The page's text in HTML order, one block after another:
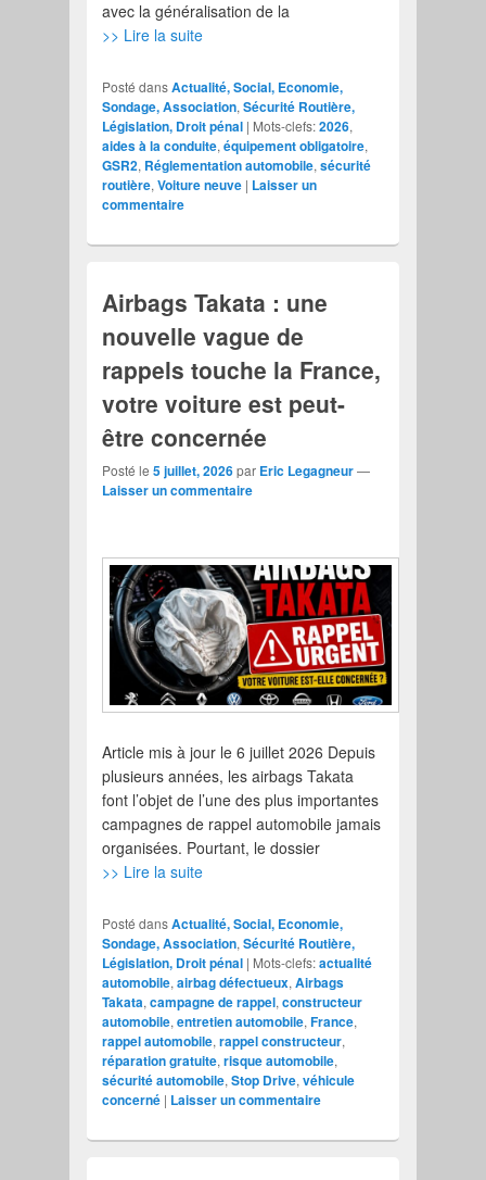
avec la généralisation de la
>> Lire la suite
Posté dansActualité, Social, Economie,
Sondage, Association,Sécurité Routière,
Législation, Droit pénal | Mots-clefs:2026,
aides à la conduite,équipement obligatoire,
GSR2, Réglementation automobile,sécurité
routière,Voiture neuve | Laisser un
commentaire
Airbags Takata : une
nouvelle vague de
rappels touche la France,
votre voiture est peut-
être concernée
Posté le5 juillet, 2026par Eric Legagneur—
Laisser un commentaire
Article mis à jour le 6 juillet 2026 Depuis
plusieurs années, les airbags Takata
font l’objet de l’une des plus importantes
campagnes de rappel automobile jamais
organisées. Pourtant, le dossier
>> Lire la suite
Posté dansActualité, Social, Economie,
Sondage, Association,Sécurité Routière,
Législation, Droit pénal | Mots-clefs:actualité
automobile,airbag défectueux,Airbags
Takata,campagne de rappel,constructeur
automobile,entretien automobile,France,
rappel automobile,rappel constructeur,
réparation gratuite,risque automobile,
sécurité automobile,Stop Drive,véhicule
concerné | Laisser un commentaire